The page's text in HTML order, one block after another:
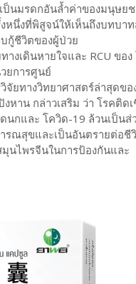
นมรดกอันล้ำค่าของมนุษย
หนึ่งที่พิสูจน์ให้เห็นถึงบทบา
กู้ชีวิตของผู้ป่วย
งเดินหายใจและ RCU ของ
ยการศูนย์
ยทางวิทยาศาสตร์ล่าสุดขอ
าน กล่าวเสริม ว่า โรคติด
นกและ โควิด-19 ล้วนเป็นส่
ณสุขและเป็นอันตรายต่อชี
นไพรจีนในการป้องกันและ